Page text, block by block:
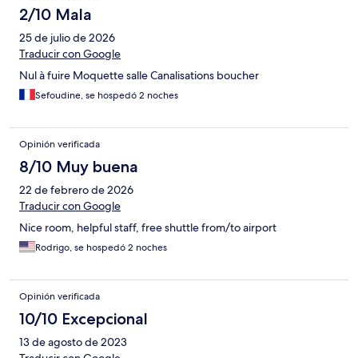
2/10 Mala
25 de julio de 2026
Traducir con Google
Nul à fuire Moquette salle Canalisations boucher
Sefoudine, se hospedó 2 noches
Opinión verificada
8/10 Muy buena
22 de febrero de 2026
Traducir con Google
Nice room, helpful staff, free shuttle from/to airport
Rodrigo, se hospedó 2 noches
Opinión verificada
10/10 Excepcional
13 de agosto de 2023